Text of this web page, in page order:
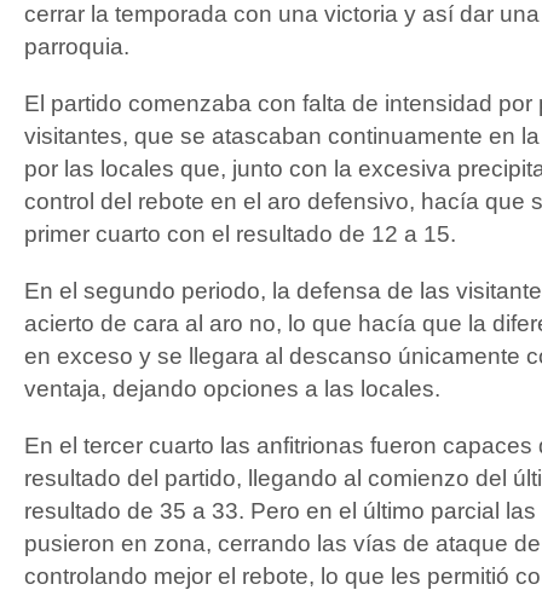
cerrar la temporada con una victoria y así dar
parroquia.
El partido comenzaba con falta de intensidad por
visitantes, que se atascaban continuamente en
por las locales que, junto con la excesiva
control del rebote en el aro defensivo, hacía que
primer cuarto con el resultado de 12 a 15.
En el segundo periodo, la defensa de las
acierto de cara al aro no, lo que hacía que la
en exceso y se llegara al descanso únicamente
ventaja, dejando opciones a las locales.
En el tercer cuarto las anfitrionas fueron capaces
resultado del partido, llegando al comienzo del
resultado de 35 a 33. Pero en el último parcial
pusieron en zona, cerrando las vías de ataque
controlando mejor el rebote, lo que les permitió